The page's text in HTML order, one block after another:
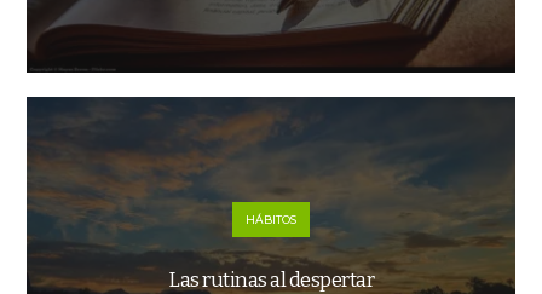
HÁBITOS
Las rutinas al despertar